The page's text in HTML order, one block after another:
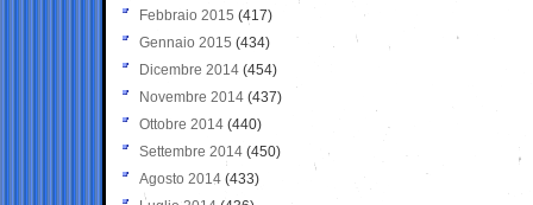
Febbraio 2015 (417)
Gennaio 2015 (434)
Dicembre 2014 (454)
Novembre 2014 (437)
Ottobre 2014 (440)
Settembre 2014 (450)
Agosto 2014 (433)